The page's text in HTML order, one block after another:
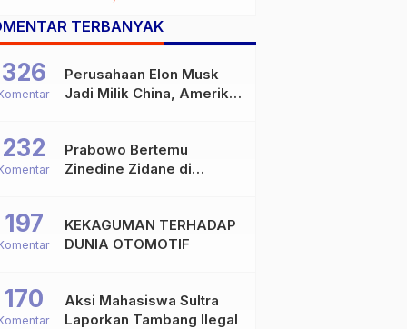
TERBANYAK
Perusahaan Elon Musk
Jadi Milik China, Amerika
326
Prabowo Bertemu
Zinedine Zidane di
232
KEKAGUMAN TERHADAP
DUNIA OTOMOTIF
197
Aksi Mahasiswa Sultra
Laporkan Tambang Ilegal
170